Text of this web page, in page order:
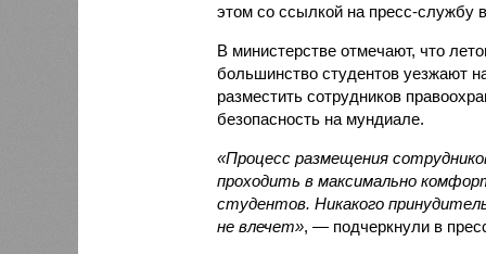
этом со ссылкой на пресс-
В министерстве отмечают, что
большинство студентов уезжают
разместить сотрудников
безопасность на мундиале.
«Процесс размещения
проходить в максимально
студентов. Никакого
не влечет», — подчеркнули в